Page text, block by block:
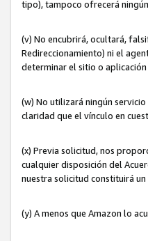
tipo), tampoco ofrecerá
(v) No encubrirá, ocultará,
Redireccionamiento) ni el
determinar el sitio o
(w) No utilizará ningún
claridad que el vínculo en
(x) Previa solicitud, nos
cualquier disposición del
nuestra solicitud constituirá
(y) A menos que Amazon lo